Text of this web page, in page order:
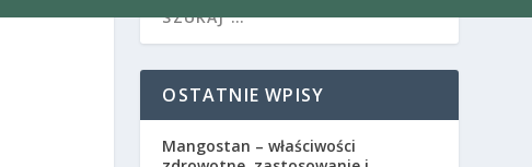
OSTATNIE WPISY
Mangostan – właściwości